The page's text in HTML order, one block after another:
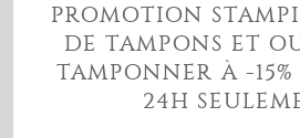
PROMOTION
DE TAMPONS ET
TAMPONNER À -
24H